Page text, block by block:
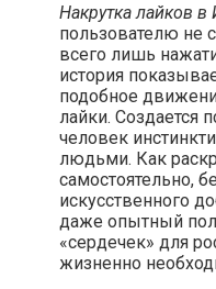
Накрутка лайков в
пользователю не
всего лишь
история
подобное
лайки. Создается
человек
людьми. Как
самостоятельно,
искусственного
даже опытный
«сердечек» для
жизненно